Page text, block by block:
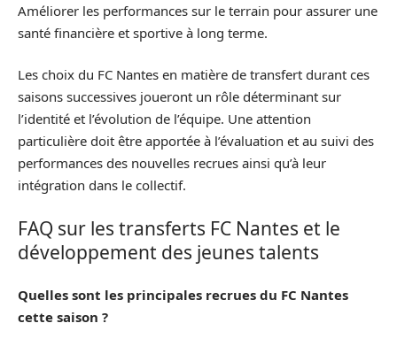
Améliorer les performances sur le terrain pour assurer une
santé financière et sportive à long terme.
Les choix du FC Nantes en matière de transfert durant ces
saisons successives joueront un rôle déterminant sur
l’identité et l’évolution de l’équipe. Une attention
particulière doit être apportée à l’évaluation et au suivi des
performances des nouvelles recrues ainsi qu’à leur
intégration dans le collectif.
FAQ sur les transferts FC Nantes et le
développement des jeunes talents
Quelles sont les principales recrues du FC Nantes
cette saison ?